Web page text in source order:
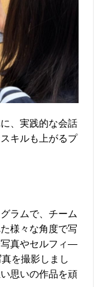
、実践的な会話
キルも上がるプ
ラムで、チーム
様々な角度で写
写真やセルフィ―
を撮影しまし
思いの作品を頑